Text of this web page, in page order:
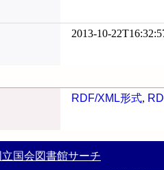
2013-10-
RDF/XML形式,
立国会図書館サーチ